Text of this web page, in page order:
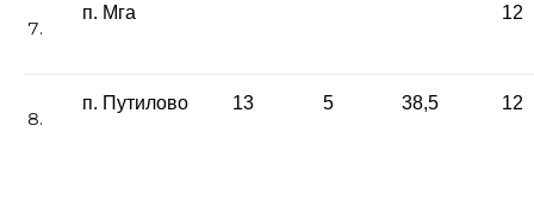
п. Мга 12
п. Путилово 13 5 38,5 12